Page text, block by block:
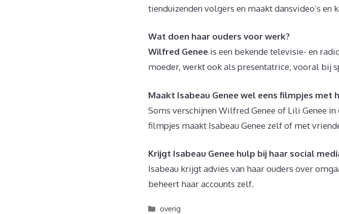
tienduizenden volgers en maakt dansvideo’s en
Wat doen haar ouders voor werk?
Wilfred Genee is een bekende televisie- en
moeder, werkt ook als presentatrice, vooral bij
Maakt Isabeau Genee wel eens filmpjes met
Soms verschijnen Wilfred Genee of Lili Genee
filmpjes maakt Isabeau Genee zelf of met
Krijgt Isabeau Genee hulp bij haar social
Isabeau krijgt advies van haar ouders over
beheert haar accounts zelf.
Categorieën
overig